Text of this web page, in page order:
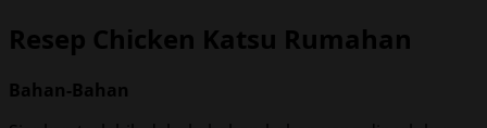
Resep Chicken Katsu Rumahan
Bahan-Bahan